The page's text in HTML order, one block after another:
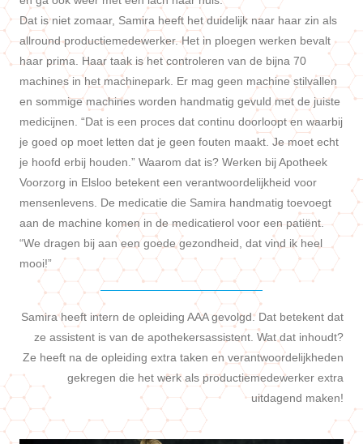
Dat is niet zomaar, Samira heeft het duidelijk naar haar zin als
allround productiemedewerker. Het in ploegen werken bevalt
haar prima. Haar taak is het controleren van de bijna 70
machines in het machinepark. Er mag geen machine stilvallen
en sommige machines worden handmatig gevuld met de juiste
medicijnen. “Dat is een proces dat continu doorloopt en waarbij
je goed op moet letten dat je geen fouten maakt. Je moet echt
je hoofd erbij houden.” Waarom dat is? Werken bij Apotheek
Voorzorg in Elsloo betekent een verantwoordelijkheid voor
mensenlevens. De medicatie die Samira handmatig toevoegt
aan de machine komen in de medicatierol voor een patiënt.
“We dragen bij aan een goede gezondheid, dat vind ik heel
mooi!”
Samira heeft intern de opleiding AAA gevolgd. Dat betekent dat
ze assistent is van de apothekersassistent. Wat dat inhoudt?
Ze heeft na de opleiding extra taken en verantwoordelijkheden
gekregen die het werk als productiemedewerker extra
uitdagend maken!